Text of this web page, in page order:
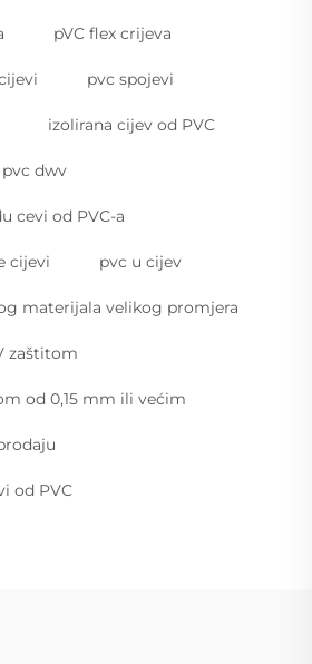
pVC flex crijeva
pvc spojevi
izolirana cijev od PVC
pvc dwv
cevi od PVC-a
cijevi pvc u cijev
materijala velikog promjera
zaštitom
od 0,15 mm ili većim
od PVC